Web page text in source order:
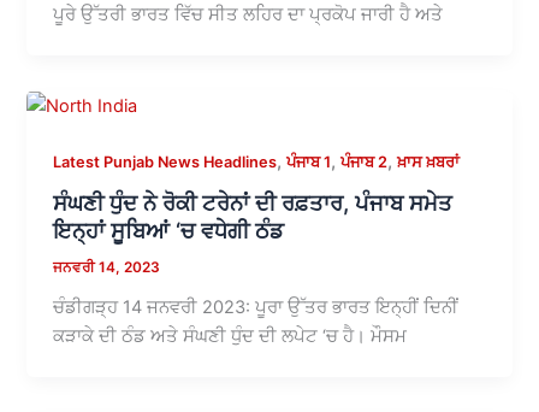
ਪੂਰੇ ਉੱਤਰੀ ਭਾਰਤ ਵਿੱਚ ਸੀਤ ਲਹਿਰ ਦਾ ਪ੍ਰਕੋਪ ਜਾਰੀ ਹੈ ਅਤੇ
Latest Punjab News Headlines,ਪੰਜਾਬ 1,ਪੰਜਾਬ 2,ਖ਼ਾਸ ਖ਼ਬਰਾਂ
ਸੰਘਣੀ ਧੁੰਦ ਨੇ ਰੋਕੀ ਟਰੇਨਾਂ ਦੀ ਰਫ਼ਤਾਰ, ਪੰਜਾਬ ਸਮੇਤ
ਇਨ੍ਹਾਂ ਸੂਬਿਆਂ ‘ਚ ਵਧੇਗੀ ਠੰਡ
ਜਨਵਰੀ 14, 2023
ਚੰਡੀਗੜ੍ਹ 14 ਜਨਵਰੀ 2023: ਪੂਰਾ ਉੱਤਰ ਭਾਰਤ ਇਨ੍ਹੀਂ ਦਿਨੀਂ
ਕੜਾਕੇ ਦੀ ਠੰਡ ਅਤੇ ਸੰਘਣੀ ਧੁੰਦ ਦੀ ਲਪੇਟ ‘ਚ ਹੈ। ਮੌਸਮ